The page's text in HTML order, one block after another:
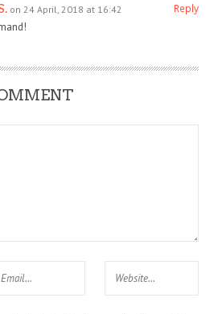
on 24 April, 2018 at 16:42
Reply